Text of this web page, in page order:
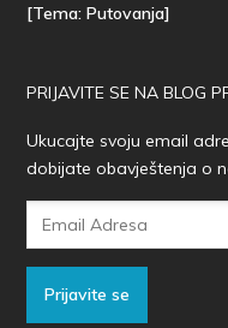
[Tema: Putovanja]
PRIJAVITE SE NA BLOG
Ukucajte svoju email
dobijate obavještenja o
Prijavite se